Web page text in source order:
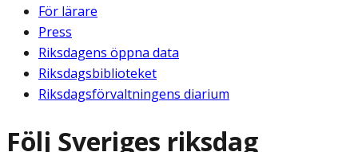
För lärare
Press
Riksdagens öppna data
Riksdagsbiblioteket
Riksdagsförvaltningens diarium
Följ Sveriges riksdag